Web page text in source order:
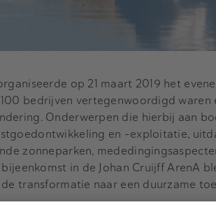
op 21 maart 2019 het
bedrijven vertegenwoordigd waren
Onderwerpen die hierbij aan
en -exploitatie,
zonneparken,
in de Johan Cruijff ArenA
transformatie naar een duurzame